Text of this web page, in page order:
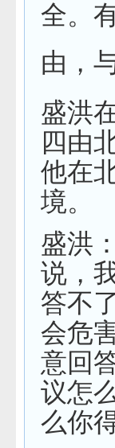
全。
由，
盛洪
四由
他在
境。
盛洪
说，
答不
会危
意回
议怎
么你